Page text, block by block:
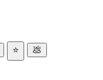
⭐ 💩